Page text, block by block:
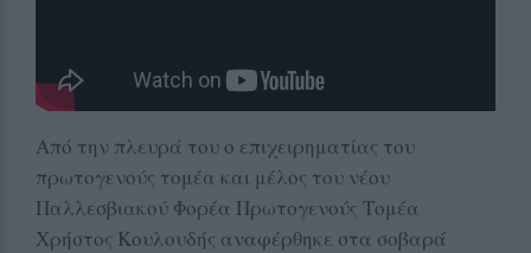
Από την πλευρά του ο επιχειρηματίας του
πρωτογενούς τομέα και μέλος του νέου
Παλλεσβιακού Φορέα Πρωτογενούς Τομέα
Χρήστος Κουλουδής αναφέρθηκε στα σοβαρά